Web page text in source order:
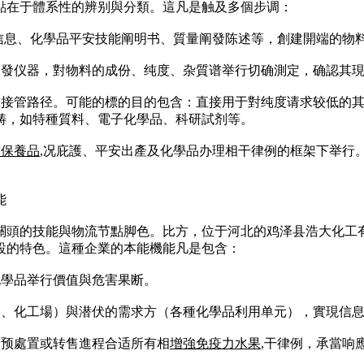
于體系性的辨别與分類。這凡是触及多個步调：
、化學品平安技能阐明书、質量阐發陈述等，創建開端的物
仪器，對物料的成份、纯度、杂質谱举行切确測定，确認其
管路径。可能的標的目的包含：直接用于對纯度请求较低的
如特種質料、電子化學品、科研試剂等。
養品,况庇護、平安出產及化學品办理相干律例的框架下举
的技能與物流节點脚色。比方，位于河北的鸡泽县浩大化
特色。這種企業的本能機能凡是包含：
品举行價值與危害果断。
化工場）與潜伏的需求方（各種化學品利用单元），實現信
處置或转售進程合适所有相增強免疫力水果,干律例，承當响